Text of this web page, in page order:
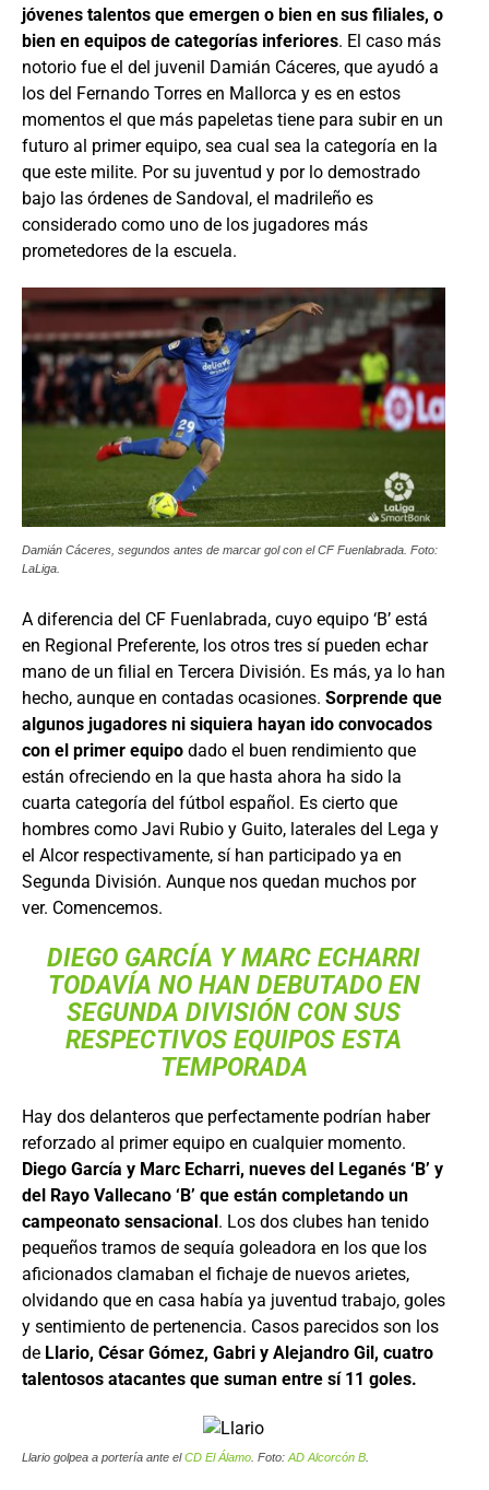
jóvenes talentos que emergen o bien en sus filiales, o
bien en equipos de categorías inferiores. El caso más
notorio fue el del juvenil Damián Cáceres, que ayudó a
los del Fernando Torres en Mallorca y es en estos
momentos el que más papeletas tiene para subir en un
futuro al primer equipo, sea cual sea la categoría en la
que este milite. Por su juventud y por lo demostrado
bajo las órdenes de Sandoval, el madrileño es
considerado como uno de los jugadores más
prometedores de la escuela.
Damián Cáceres, segundos antes de marcar gol con el CF Fuenlabrada. Foto:
LaLiga.
A diferencia del CF Fuenlabrada, cuyo equipo ‘B’ está
en Regional Preferente, los otros tres sí pueden echar
mano de un filial en Tercera División. Es más, ya lo han
hecho, aunque en contadas ocasiones. Sorprende que
algunos jugadores ni siquiera hayan ido convocados
con el primer equipo dado el buen rendimiento que
están ofreciendo en la que hasta ahora ha sido la
cuarta categoría del fútbol español. Es cierto que
hombres como Javi Rubio y Guito, laterales del Lega y
el Alcor respectivamente, sí han participado ya en
Segunda División. Aunque nos quedan muchos por
ver. Comencemos.
DIEGO GARCÍA Y MARC ECHARRI
TODAVÍA NO HAN DEBUTADO EN
SEGUNDA DIVISIÓN CON SUS
RESPECTIVOS EQUIPOS ESTA
TEMPORADA
Hay dos delanteros que perfectamente podrían haber
reforzado al primer equipo en cualquier momento.
Diego García y Marc Echarri, nueves del Leganés ‘B’ y
del Rayo Vallecano ‘B’ que están completando un
campeonato sensacional. Los dos clubes han tenido
pequeños tramos de sequía goleadora en los que los
aficionados clamaban el fichaje de nuevos arietes,
olvidando que en casa había ya juventud trabajo, goles
y sentimiento de pertenencia. Casos parecidos son los
de Llario, César Gómez, Gabri y Alejandro Gil, cuatro
talentosos atacantes que suman entre sí 11 goles.
Llario golpea a portería ante elCD El Álamo . Foto: AD Alcorcón B